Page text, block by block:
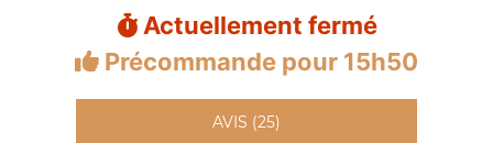
Actuellement fermé
Précommande pour 15h50
AVIS (25)